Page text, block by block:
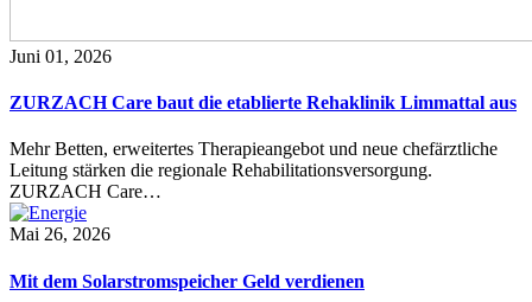
Juni 01, 2026
ZURZACH Care baut die etablierte Rehaklinik Limmattal aus
Mehr Betten, erweitertes Therapieangebot und neue chefärztliche
Leitung stärken die regionale Rehabilitationsversorgung.
ZURZACH Care…
Mai 26, 2026
Mit dem Solarstromspeicher Geld verdienen